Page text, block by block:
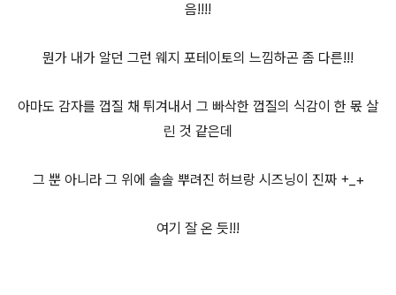
음!!!!
뭔가 내가 알던 그런 웨지 포테이토의 느낌하곤 좀 다른!!!
아마도 감자를 껍질 채 튀겨내서 그 빠삭한 껍질의 식감이 한 몫 살
린 것 같은데
그 뿐 아니라 그 위에 솔솔 뿌려진 허브랑 시즈닝이 진짜 +_+
여기 잘 온 듯!!!